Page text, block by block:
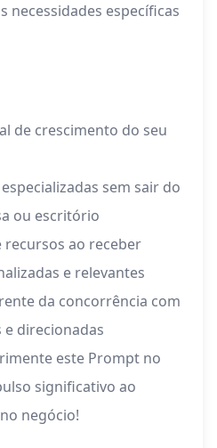
necessidades específicas
de crescimento do seu
sem sair do
ou escritório
recursos ao receber
e relevantes
da concorrência com
e direcionadas
este Prompt no
significativo ao
negócio!